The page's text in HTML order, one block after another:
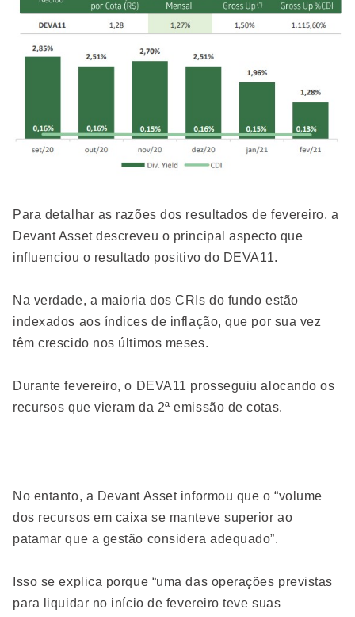
Para detalhar as razões dos resultados de fevereiro, a
Devant Asset descreveu o principal aspecto que
influenciou o resultado positivo do DEVA11.
Na verdade, a maioria dos CRIs do fundo estão
indexados aos índices de inflação, que por sua vez
têm crescido nos últimos meses.
Durante fevereiro, o DEVA11 prosseguiu alocando os
recursos que vieram da 2ª emissão de cotas.
No entanto, a Devant Asset informou que o “volume
dos recursos em caixa se manteve superior ao
patamar que a gestão considera adequado”.
Isso se explica porque “uma das operações previstas
para liquidar no início de fevereiro teve suas